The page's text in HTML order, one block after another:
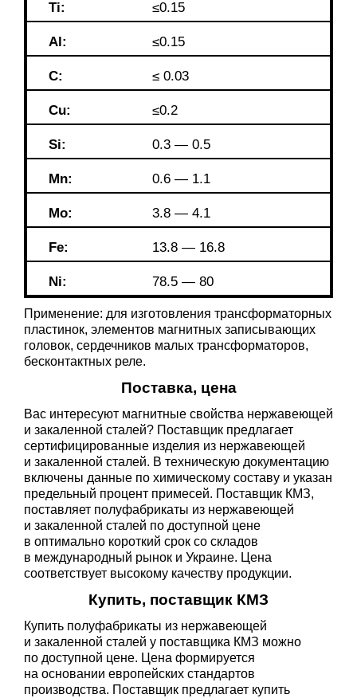
Ti: ≤0.15
Al: ≤0.15
C: ≤ 0.03
Cu: ≤0.2
Si: 0.3 — 0.5
Mn: 0.6 — 1.1
Mo: 3.8 — 4.1
Fe: 13.8 — 16.8
Ni: 78.5 — 80
Применение: для изготовления трансформаторных
пластинок, элементов магнитных записывающих
головок, сердечников малых трансформаторов,
бесконтактных реле.
Поставка, цена
Вас интересуют магнитные свойства нержавеющей
и закаленной сталей? Поставщик предлагает
сертифицированные изделия из нержавеющей
и закаленной сталей. В техническую документацию
включены данные по химическому составу и указан
предельный процент примесей. Поставщик КМЗ,
поставляет полуфабрикаты из нержавеющей
и закаленной сталей по доступной цене
в оптимально короткий срок со складов
в международный рынок и Украине. Цена
соответствует высокому качеству продукции.
Купить, поставщик КМЗ
Купить полуфабрикаты из нержавеющей
и закаленной сталей у поставщика КМЗ можно
по доступной цене. Цена формируется
на основании европейских стандартов
производства. Поставщик предлагает купить